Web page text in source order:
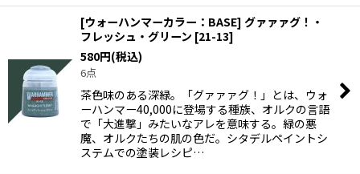
[ウォーハンマーカラー：BASE] グァァァグ！・
フレッシュ・グリーン [21-13]
580円(税込)
6点
茶色味のある深緑。「グァァァグ！」とは、ウォ
ーハンマー40,000に登場する種族、オルクの言語
で「大進撃」みたいなアレを意味する。緑の悪
魔、オルクたちの肌の色だ。シタデルペイントシ
ステムでの塗装レシピ…